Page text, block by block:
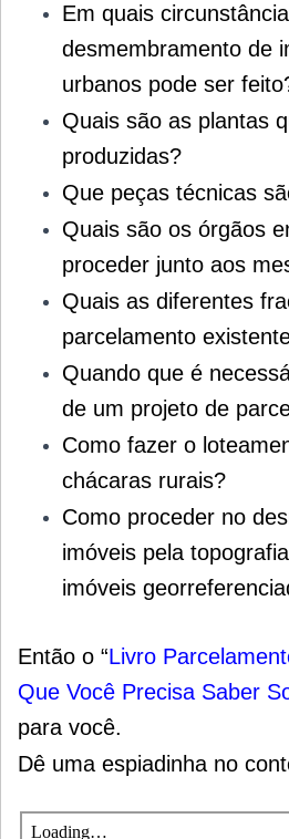
Em quais
desmembramento de
urbanos pode ser
Quais são as plantas
produzidas?
Que peças técnicas
Quais são os órgãos
proceder junto aos
Quais as diferentes
parcelamento
Quando que é
de um projeto de
Como fazer o
chácaras rurais?
Como proceder no
imóveis pela
imóveis
Então o “Livro
Que Você Precisa Saber
para você.
Dê uma espiadinha no